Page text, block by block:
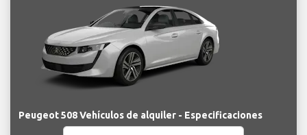
Peugeot 508 Vehículos de alquiler - Especificaciones